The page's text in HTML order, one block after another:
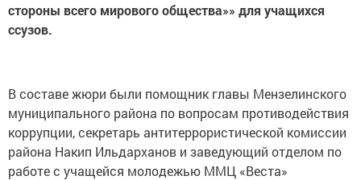
стороны всего мирового общества»» для учащихся
ссузов.
В составе жюри были помощник главы Мензелинского
муниципального района по вопросам противодействия
коррупции, секретарь антитеррористической комиссии
района Накип Ильдарханов и заведующий отделом по
работе с учащейся молодежью ММЦ «Веста»